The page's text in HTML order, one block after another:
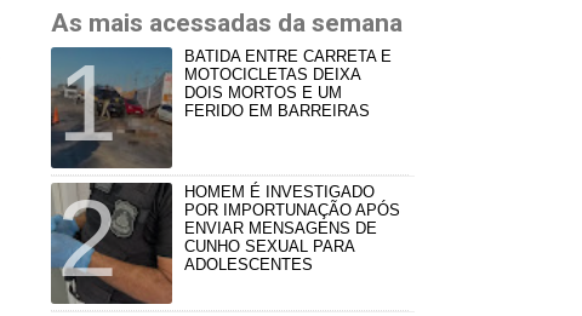
As mais acessadas da semana
BATIDA ENTRE CARRETA E
MOTOCICLETAS DEIXA
DOIS MORTOS E UM
FERIDO EM BARREIRAS
HOMEM É INVESTIGADO
POR IMPORTUNAÇÃO APÓS
ENVIAR MENSAGENS DE
CUNHO SEXUAL PARA
ADOLESCENTES